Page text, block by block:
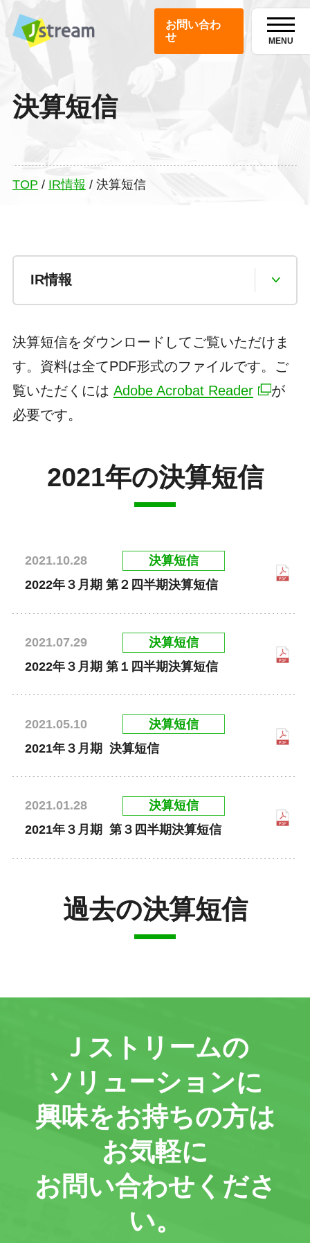
お問い合わ
せ
MENU
決算短信
TOP / IR情報 / 決算短信
決算短信をダウンロードしてご覧いただけま
す。資料は全てPDF形式のファイルです。ご
覧いただくには Adobe Acrobat Reader
が
必要です。
2021年の決算短信
2021.10.28
決算短信
2022年３月期 第２四半期決算短信
2021.07.29
決算短信
2022年３月期 第１四半期決算短信
2021.05.10
決算短信
2021年３月期 決算短信
2021.01.28
決算短信
2021年３月期 第３四半期決算短信
過去の決算短信
Ｊストリームの
ソリューションに
興味をお持ちの方は
お気軽に
お問い合わせくださ
い。